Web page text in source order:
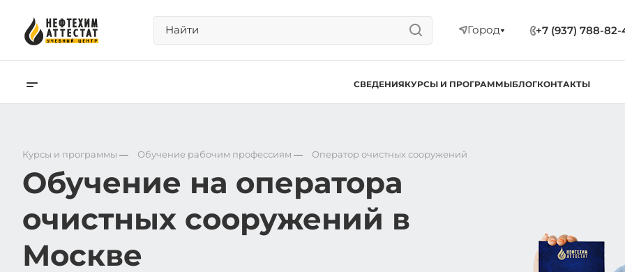
Город +7 (937) 788-82-
СВЕДЕНИЯКУРСЫ И ПРОГРАММЫБЛОГКОНТАКТЫ
Курсы и программы — Обучение рабочим профессиям — Оператор очистных сооружений
Обучение на оператора
очистных сооружений в
Москве